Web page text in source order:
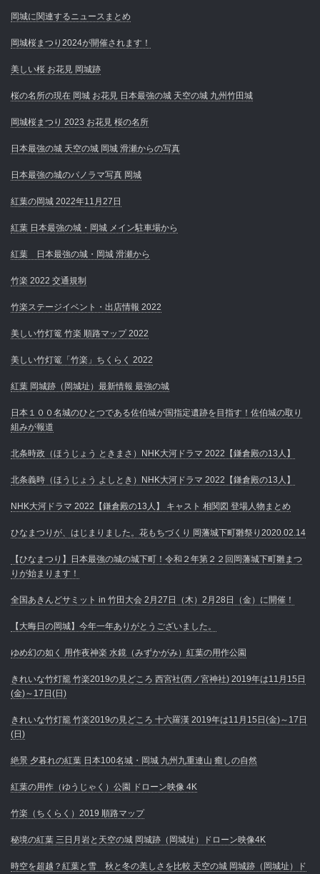
岡城に関連するニュースまとめ
岡城桜まつり2024が開催されます！
美しい桜 お花見 岡城跡
桜の名所の現在 岡城 お花見 日本最強の城 天空の城 九州竹田城
岡城桜まつり 2023 お花見 桜の名所
日本最強の城 天空の城 岡城 滑瀬からの写真
日本最強の城のパノラマ写真 岡城
紅葉の岡城 2022年11月27日
紅葉 日本最強の城・岡城 メイン駐車場から
紅葉 日本最強の城・岡城 滑瀬から
竹楽 2022 交通規制
竹楽ステージイベント・出店情報 2022
美しい竹灯篭 竹楽 順路マップ 2022
美しい竹灯篭「竹楽」ちくらく 2022
紅葉 岡城跡（岡城址）最新情報 最強の城
日本１００名城のひとつである佐伯城が国指定遺跡を目指す！佐伯城の取り
組みが報道
北条時政（ほうじょう ときまさ）NHK大河ドラマ 2022【鎌倉殿の13人】
北条義時（ほうじょう よしとき）NHK大河ドラマ 2022【鎌倉殿の13人】
NHK大河ドラマ 2022【鎌倉殿の13人】 キャスト 相関図 登場人物まとめ
ひなまつりが、はじまりました。花もちづくり 岡藩城下町雛祭り2020.02.14
【ひなまつり】日本最強の城の城下町！令和２年第２２回岡藩城下町雛まつ
りが始まります！
全国あきんどサミット in 竹田大会 2月27日（木）2月28日（金）に開催！
【大晦日の岡城】今年一年ありがとうございました。
ゆめ幻の如く 用作夜神楽 水鏡（みずかがみ）紅葉の用作公園
きれいな竹灯籠 竹楽2019の見どころ 西宮社(西ノ宮神社) 2019年は11月15日
(金)～17日(日)
きれいな竹灯籠 竹楽2019の見どころ 十六羅漢 2019年は11月15日(金)～17日
(日)
絶景 夕暮れの紅葉 日本100名城・岡城 九州九重連山 癒しの自然
紅葉の用作（ゆうじゃく）公園 ドローン映像 4K
竹楽（ちくらく）2019 順路マップ
秘境の紅葉 三日月岩と天空の城 岡城跡（岡城址）ドローン映像4K
時空を超越？紅葉と雪 秋と冬の美しさを比較 天空の城 岡城跡（岡城址）ド